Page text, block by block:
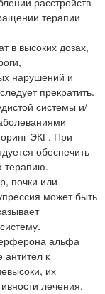
терапии
в высоких дозах,
нарушений и
прекратить.
системы и/
ЭКГ. При
обеспечить
терапию.
почки или
может быть
альфа
к
их
лечения.